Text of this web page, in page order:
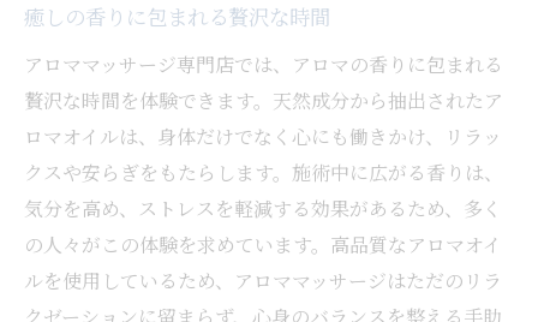
専門店ならではのプロフェッショナルな施
癒しの空間で味わう心地よいひととき
週末のリフレッシュに最適なプラン
アロマオイルの種類とその効能
常連客が語る専門店の魅力
香りの力で心身をリフレッシュするアロママッ
サージの効果
癒しの香りに包まれる贅沢な時間
アロママッサージ専門店では、アロマの香りに包まれる
贅沢な時間を体験できます。天然成分から抽出されたア
ロマオイルは、身体だけでなく心にも働きかけ、リラッ
クスや安らぎをもたらします。施術中に広がる香りは、
気分を高め、ストレスを軽減する効果があるため、多く
の人々がこの体験を求めています。高品質なアロマオイ
ルを使用しているため、アロママッサージはただのリラ